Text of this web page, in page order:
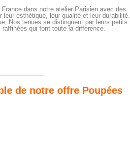
dans notre atelier Parisien avec des
esthétique, leur qualité et leur durabilité.
Nos tenues se distinguent par leurs petits
qui font toute la différence.
de notre offre Poupées